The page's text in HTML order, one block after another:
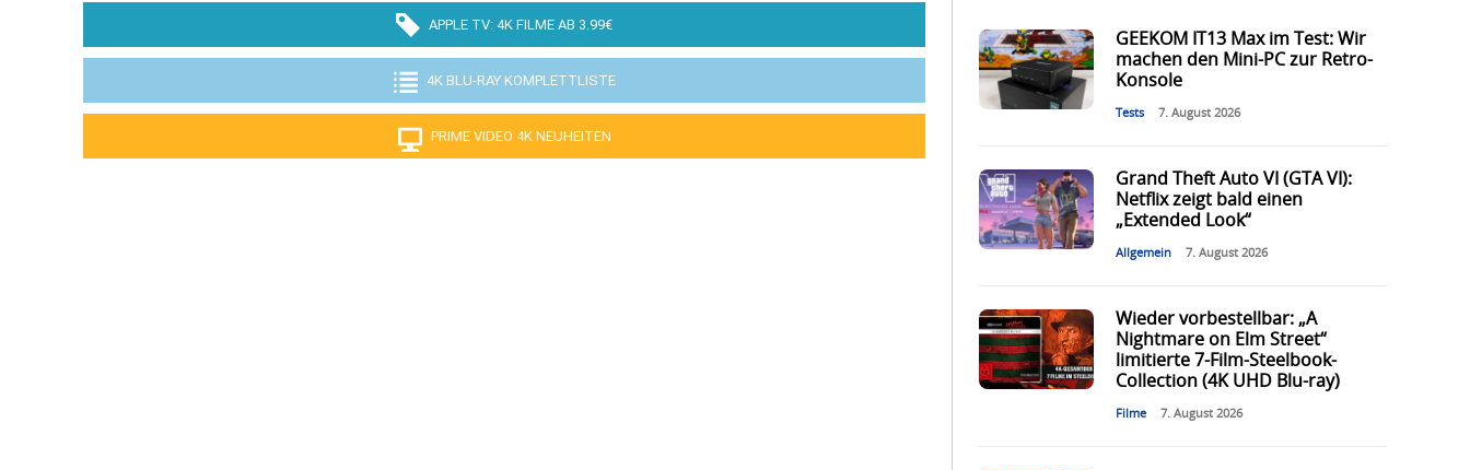
APPLE TV: 4K FILME AB 3.99€
4K BLU-RAY KOMPLETTLISTE
PRIME VIDEO 4K NEUHEITEN
GEEKOM IT13 Max im Test: Wir
machen den Mini-PC zur Retro-
Konsole
Tests 7. August 2026
Grand Theft Auto VI (GTA VI):
Netflix zeigt bald einen
„Extended Look“
Allgemein 7. August 2026
Wieder vorbestellbar: „A
Nightmare on Elm Street“
limitierte 7-Film-Steelbook-
Collection (4K UHD Blu-ray)
Filme 7. August 2026